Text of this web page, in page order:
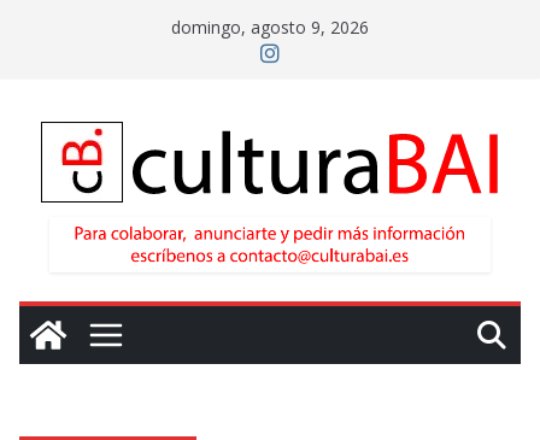
domingo, agosto 9, 2026